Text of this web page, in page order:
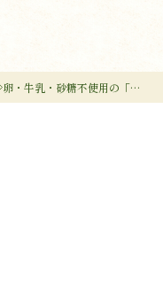
卵・牛乳・砂糖不使用の「麹マヨ」新発売！発酵食品ブランド「ORYZAE（オリゼ）」が、米麹と豆乳で作った美味しいマヨ を発売開始